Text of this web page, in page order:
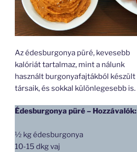
Az édesburgonya püré, kevesebb
kalóriát tartalmaz, mint a nálunk
használt burgonyafajtákból készült
társaik, és sokkal különlegesebb is.
Édesburgonya püré – Hozzávalók:
½ kg édesburgonya
10-15 dkg vaj